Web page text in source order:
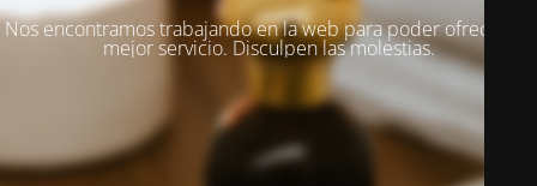
Nos encontramos trabajando en la web para poder ofrecer un
mejor servicio. Disculpen las molestias.